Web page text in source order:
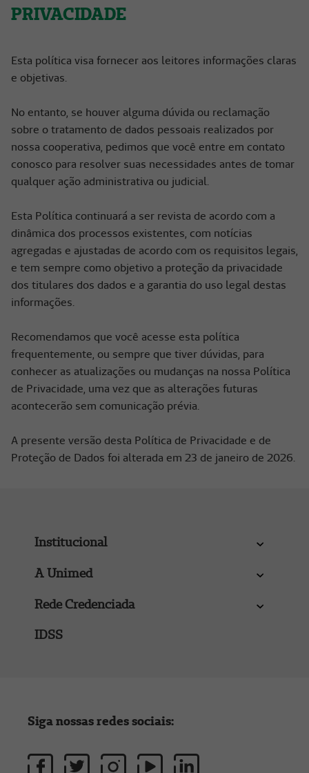
PRIVACIDADE
Esta política visa fornecer aos leitores informações claras
e objetivas.
No entanto, se houver alguma dúvida ou reclamação
sobre o tratamento de dados pessoais realizados por
nossa cooperativa, pedimos que você entre em contato
conosco para resolver suas necessidades antes de tomar
qualquer ação administrativa ou judicial.
Esta Política continuará a ser revista de acordo com a
dinâmica dos processos existentes, com notícias
agregadas e ajustadas de acordo com os requisitos legais,
e tem sempre como objetivo a proteção da privacidade
dos titulares dos dados e a garantia do uso legal destas
informações.
Recomendamos que você acesse esta política
frequentemente, ou sempre que tiver dúvidas, para
conhecer as atualizações ou mudanças na nossa Política
de Privacidade, uma vez que as alterações futuras
acontecerão sem comunicação prévia.
A presente versão desta Política de Privacidade e de
Proteção de Dados foi alterada em 23 de janeiro de 2026.
Institucional
A Unimed
Rede Credenciada
IDSS
Siga nossas redes sociais: